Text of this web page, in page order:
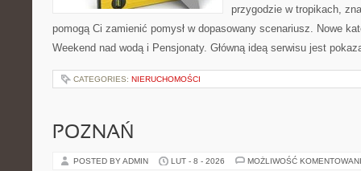
przygodzie w tropikach,
pomogą Ci zamienić pomysł w dopasowany scenariusz. Nowe
Weekend nad wodą i Pensjonaty. Główną ideą serwisu jest
CATEGORIES: NIERUCHOMOŚCI
POZNAŃ
POSTED BY ADMIN LUT - 8 - 2026 MOŻLIWOŚĆ